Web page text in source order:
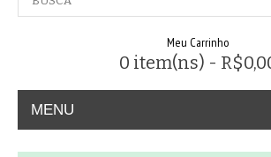
Meu Carrinho
0 item(ns) -
MENU
A EMPRESA